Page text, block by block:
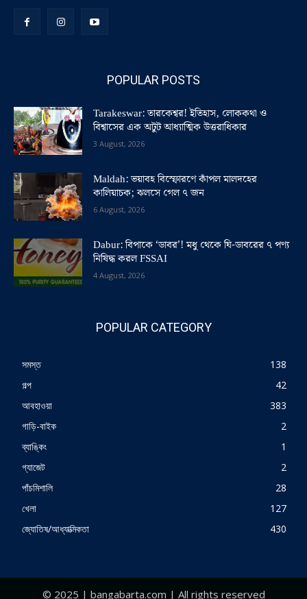
POPULAR POSTS
Tarakeswar: তারকেশ্বর! ইতিহাস, লোককথা ও
বিশ্বাসের এক অটুট আধ্যাত্মিক উত্তরাধিকার
3 August, 2026
Maldah: ভয়াবহ বিস্ফোরণে কাঁপল মালদহের
কালিয়াচক; ঝলসে গেল ৭ জন
6 August, 2026
Dabur: বিপাকে ‘ডাবর’! মধু থেকে ঘি-ডাবরের ৭ পণ্য
নিষিদ্ধ করল FSSAI
4 August, 2026
POPULAR CATEGORY
সমস্ত
138
গল্প
42
আবহাওয়া
383
গাড়ি-বাইক
2
ব্যাঙ্কিং
1
গ্যাজেট
2
পাঁচমিশালি
28
খেলা
127
জ্যোতিষ/আধ্যাত্মিকতা
430
© 2025 | bangabarta.com | All rights reserved